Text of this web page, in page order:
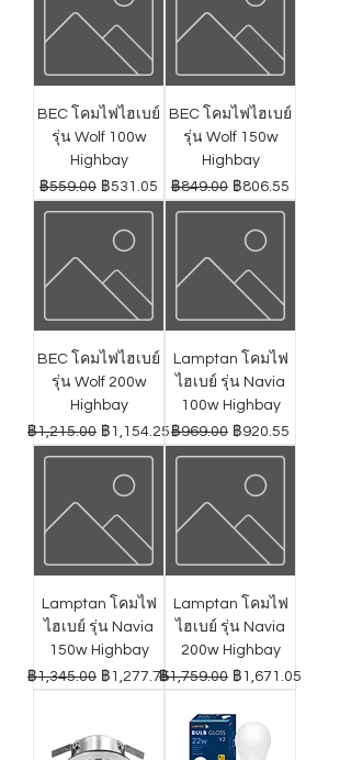
BEC โคมไฟไฮเบย์
รุ่น Wolf 100w
Highbay
ราคาปกติ
฿559.00 ราคาขายลด
฿531.05
BEC โคมไฟไฮเบย์
รุ่น Wolf 150w
Highbay
ราคาปกติ
฿849.00 ราคาขายลด
฿806.55
BEC โคมไฟไฮเบย์
รุ่น Wolf 200w
Highbay
ราคาปกติ
฿1,215.00 ราคาขายลด
฿1,154.25
Lamptan โคมไฟ
ไฮเบย์ รุ่น Navia
100w Highbay
ราคาปกติ
฿969.00 ราคาขายลด
฿920.55
Lamptan โคมไฟ
ไฮเบย์ รุ่น Navia
150w Highbay
ราคาปกติ
฿1,345.00 ราคาขายลด
฿1,277.75
Lamptan โคมไฟ
ไฮเบย์ รุ่น Navia
200w Highbay
ราคาปกติ
฿1,759.00 ราคาขายลด
฿1,671.05